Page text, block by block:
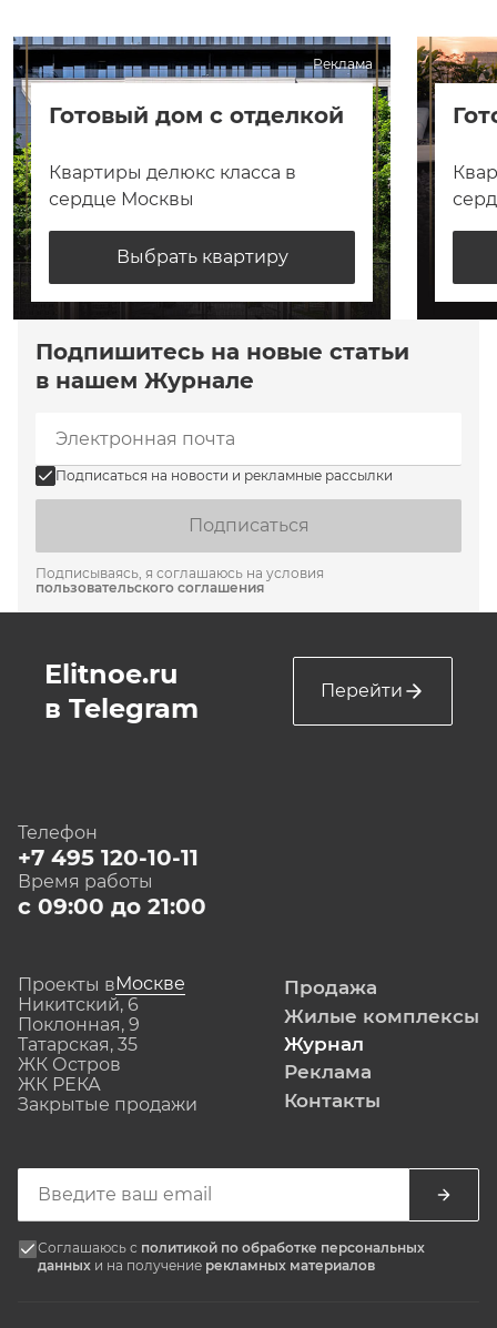
Реклама
Готовый дом с отделкой
Квартиры делюкс класса в
сердце Москвы
Выбрать квартиру
Подпишитесь на новые статьи
в нашем Журнале
Подписаться на новости и рекламные рассылки
Подписаться
Подписываясь, я соглашаюсь на условия
пользовательского соглашения
Elitnoe.ru
в Telegram
Перейти
Телефон
+7 495 120-10-11
Время работы
с 09:00 до 21:00
Проекты вМоскве
Никитский, 6
Поклонная, 9
Татарская, 35
ЖК Остров
ЖК РЕКА
Закрытые продажи
Продажа
Жилые комплексы
Журнал
Реклама
Контакты
Соглашаюсь с политикой по обработке персональных
данных и на получение рекламных материалов